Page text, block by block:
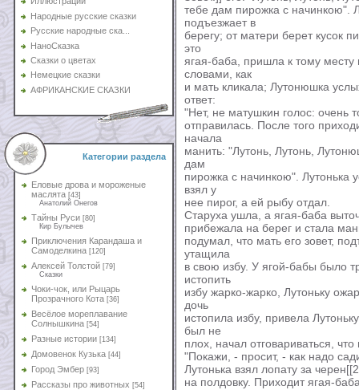
Народные русские сказки
Русские народные ска...
НаноСказка
Сказки о цветах
Немецкие сказки
АФРИКАНСКИЕ СКАЗКИ
Категории раздела
Еловые дрова и мороженые
маслята [43]
Анатолий Онегов
Тайны Руси [80]
Кир Булычев
Приключения Карандаша и
Самоделкина [120]
Алексей Толстой [79]
Сказки
Чоки-чок, или Рыцарь
Прозрачного Кота [36]
Весёлое мореплавание
Солнышкина [54]
Разные истории [134]
Домовенок Кузька [44]
Город Эмбер [93]
Рассказы про животных [54]
тебе дам пирожка с начинкою".
подъезжает в
берегу; от матери берет кусок
это
ягая-баба, пришла к тому
словами, как
и мать кликала; Лутонюшка
ответ:
"Нет, не матушкин голос: очень
отправилась. После того
начала
манить: "Лутонь, Лутонь,
дам
пирожка с начинкою". Лутонька
взял у
нее пирог, а ей рыбу отдал.
Старуха ушла, а ягая-баба
прибежала на берег и стала
подумал, что мать его зовет,
утащила
в свою избу. У ягой-бабы было
истопить
избу жарко-жарко, Лутоньку
дочь
истопила избу, привела
был не
плох, начал отговариваться,
"Покажи, - просит, - как надо
Лутонька взял лопату за
на полдовку. Приходит ягая-